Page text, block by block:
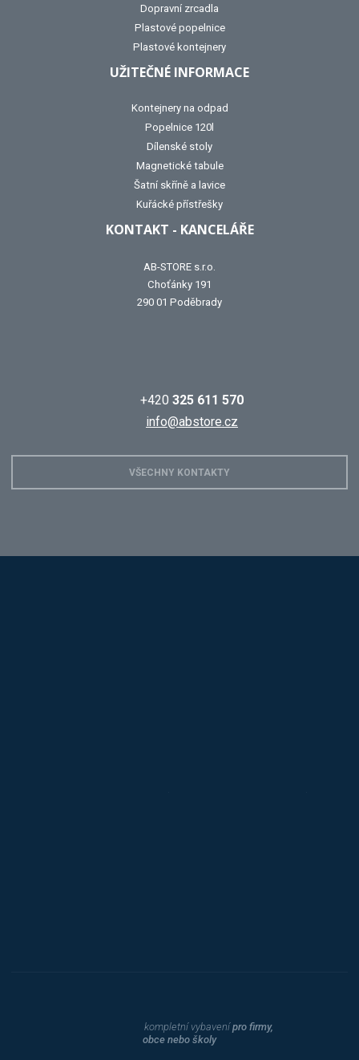
Dopravní zrcadla
Plastové popelnice
Plastové kontejnery
UŽITEČNÉ INFORMACE
Kontejnery na odpad
Popelnice 120l
Dílenské stoly
Magnetické tabule
Šatní skříně a lavice
Kuřácké přístřešky
KONTAKT - KANCELÁŘE
AB-STORE s.r.o.
Choťánky 191
290 01 Poděbrady
+420 325 611 570
info@abstore.cz
VŠECHNY KONTAKTY
kompletní vybavenípro firmy,
obce nebo školy